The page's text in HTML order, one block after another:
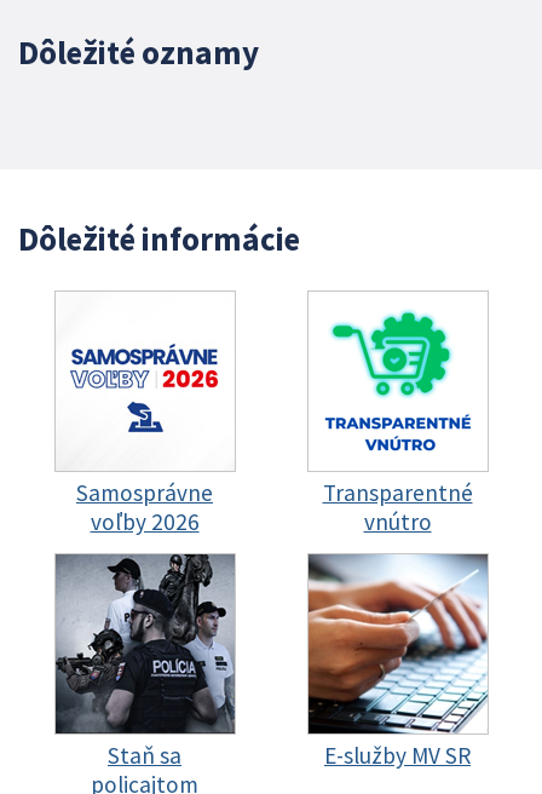
Dôležité oznamy
Dôležité informácie
Samosprávne
voľby 2026
Transparentné
vnútro
Staň sa
policajtom
E-služby MV SR